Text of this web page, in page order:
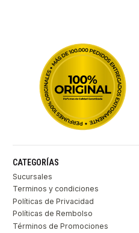
CATEGORÍAS
Sucursales
Terminos y condiciones
Políticas de Privacidad
Políticas de Rembolso
Términos de Promociones